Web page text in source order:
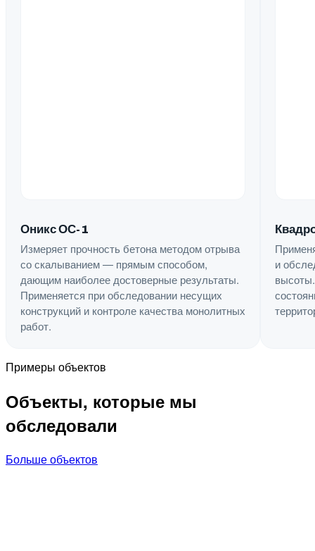
Оникс ОС-1
Измеряет прочность бетона методом отрыва
со скалыванием — прямым способом,
дающим наиболее достоверные результаты.
Применяется при обследовании несущих
конструкций и контроле качества монолитных
работ.
и
Примеры объектов
Объекты, которые мы
обследовали
Больше объектов